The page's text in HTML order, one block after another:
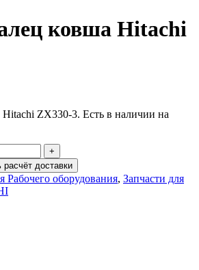
ковша Hitachi
ZX330-3. Есть в наличии на
расчёт доставки
Рабочего оборудования, Запчасти для